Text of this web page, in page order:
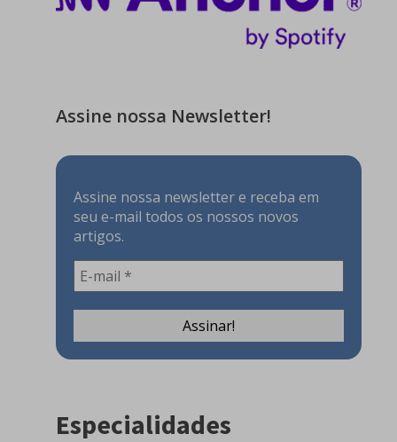
Assine nossa Newsletter!
Assine nossa newsletter e receba em
seu e-mail todos os nossos novos
artigos.
Especialidades